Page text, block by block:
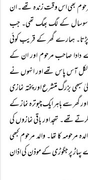
بھی اس وقت زندہ تھے۔ ان
سوسال کے لگ بھگ تھی۔ جب
پڑتا۔ ہمارے گھر کے قریب کوئی
دادا صاحب مرحوم اور ان کے
آس پاس تھے اور انہوں نے
سبھی بزرگ متشرع اور پختہ نمازی
گھر سے باہر ایک چبوترہ نماز کے
تھے۔ تہجد اور باقی نمازوں کی
کا تھا۔ والد مرحوم کبھی
پہاڑ پر جگوڑی کے موذن کی اذان